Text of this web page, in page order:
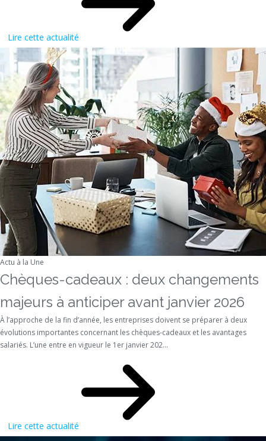
Lire cette actualité
Actu à la Une
Chèques-cadeaux : deux changements
majeurs à anticiper avant janvier 2026
À l’approche de la fin d’année, les entreprises doivent se préparer à deux
évolutions importantes concernant les chèques-cadeaux et les avantages
salariés. L’une entre en vigueur le 1er janvier 202...
Lire cette actualité